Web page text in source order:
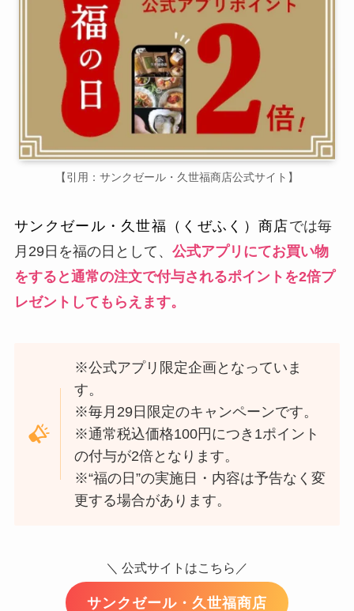
【引用：サンクゼール・久世福商店公式サイト】
サンクゼール・久世福（くぜふく）商店では毎
月29日を福の日として、 公式アプリにてお買い物
をすると通常の注文で付与されるポイントを2倍プ
レゼントしてもらえます。
※公式アプリ限定企画となっていま
す。
※毎月29日限定のキャンペーンです。
※通常税込価格100円につき1ポイント
の付与が2倍となります。
※“福の日”の実施日・内容は予告なく変
更する場合があります。
＼ 公式サイトはこちら／
サンクゼール・久世福商店